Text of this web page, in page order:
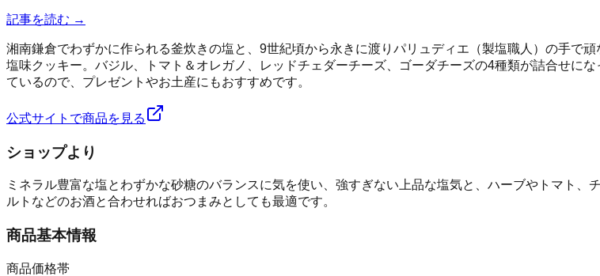
記事を読む →
湘南鎌倉でわずかに作られる釜炊きの塩と、9世紀頃から永きに渡りパリュディエ（製塩職人）の手で
塩味クッキー。バジル、トマト＆オレガノ、レッドチェダーチーズ、ゴーダチーズの4種類が詰合せに
ているので、プレゼントやお土産にもおすすめです。
公式サイトで商品を見る
ショップより
ミネラル豊富な塩とわずかな砂糖のバランスに気を使い、強すぎない上品な塩気と、ハーブやトマト
ルトなどのお酒と合わせればおつまみとしても最適です。
商品基本情報
商品価格帯